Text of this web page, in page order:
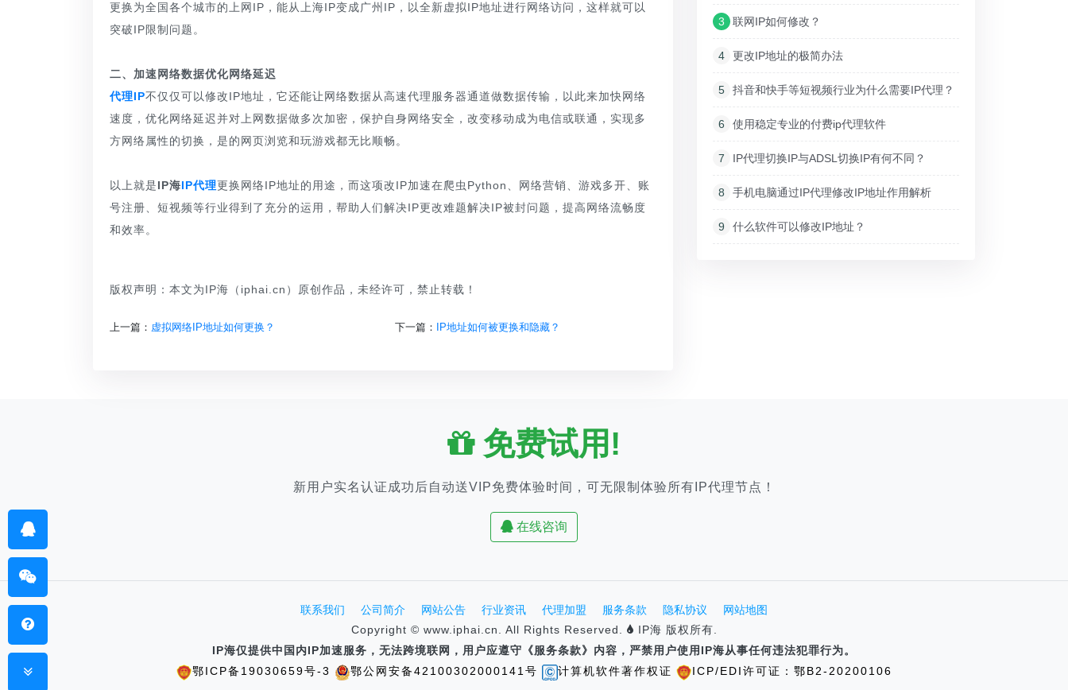
更换为全国各个城市的上网IP，能从上海IP变成广州IP，以全新虚拟IP地址进行网络访问，这样就可以
突破IP限制问题。
二、加速网络数据优化网络延迟
代理IP不仅仅可以修改IP地址，它还能让网络数据从高速代理服务器通道做数据传输，以此来加快网络
速度，优化网络延迟并对上网数据做多次加密，保护自身网络安全，改变移动成为电信或联通，实现多
方网络属性的切换，是的网页浏览和玩游戏都无比顺畅。
以上就是IP海IP代理更换网络IP地址的用途，而这项改IP加速在爬虫Python、网络营销、游戏多开、账
号注册、短视频等行业得到了充分的运用，帮助人们解决IP更改难题解决IP被封问题，提高网络流畅度
和效率。
版权声明：本文为IP海（iphai.cn）原创作品，未经许可，禁止转载！
上一篇： 虚拟网络IP地址如何更换？ 下一篇： IP地址如何被更换和隐藏？
3 联网IP如何修改？
4 更改IP地址的极简办法
5 抖音和快手等短视频行业为什么需要IP代理？
6 使用稳定专业的付费ip代理软件
7 IP代理切换IP与ADSL切换IP有何不同？
8 手机电脑通过IP代理修改IP地址作用解析
9 什么软件可以修改IP地址？
免费试用!
新用户实名认证成功后自动送VIP免费体验时间，可无限制体验所有IP代理节点！
在线咨询
联系我们 公司简介 网站公告 行业资讯 代理加盟 服务条款 隐私协议
网站地图
Copyright © www.iphai.cn. All Rights Reserved.
IP海 版权所有.
IP海仅提供中国内IP加速服务，无法跨境联网，用户应遵守《服务条款》内容，严禁用户使用IP海从事任何违法犯罪行为。
鄂ICP备19030659号-3
鄂公网安备42100302000141号 计算机软件著作权证 ICP/EDI许可证：鄂B2-20200106